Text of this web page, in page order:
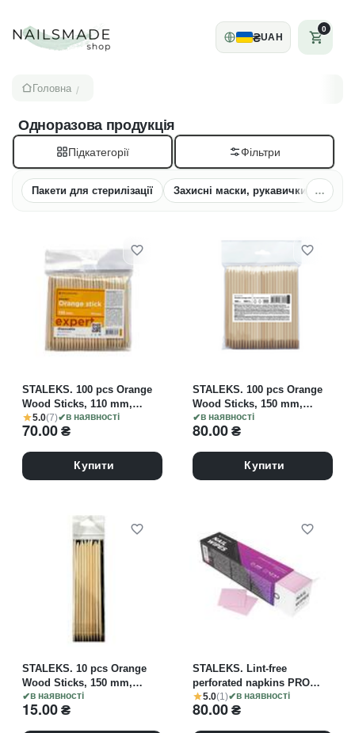
₴UAH
0
Головна /
Одноразова продукція
Підкатегорії
Пакети для стерилізації Захисні маски, рукавички … Всі
5.0(7) в наявності
STALEKS. 100 pcs Orange
Wood Sticks, 110 mm,
Набір 100 шт Апельсинові
палички
70.00₴
Купити
в наявності
STALEKS. 100 pcs Orange
Wood Sticks, 150 mm,
Набір 100 шт Апельсинові
палички
80.00₴
Купити
в наявності
STALEKS. 10 pcs Orange
Wood Sticks, 150 mm,
Набір 10 шт Апельсинові
палички
15.00₴
5.0(1) в наявності
STALEKS. Lint-free
perforated napkins PRO
EXPERT, 400 pcs.
Безворсові серветки для
80.00₴